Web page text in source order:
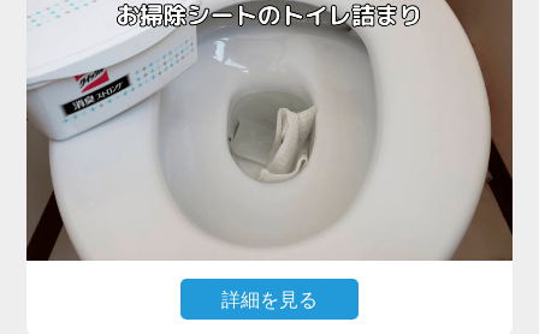
ど強く噛み込んでいる状態でした。
最近の節水型トイレは水量が少ないため、大阪府周辺でも
大量のトイレットペーパーがS字カーブの奥で団子状に固
まり、手前には見えない位置で完全に閉塞を起こすケース
が増えています。
こうした奥の詰まりは家庭用の道具では届かず、無理に押
すと内部でさらに強く詰まってしまうことがあります。
今回は業務用の高圧ポンプを使用し、詰まりの核心部分へ
圧力を段階的にかける方法で作業を行いました。
急激に圧力を加えると便器に負担がかかるため、内部の抵
抗を確認しながら慎重に数回加圧。
詳細を見る